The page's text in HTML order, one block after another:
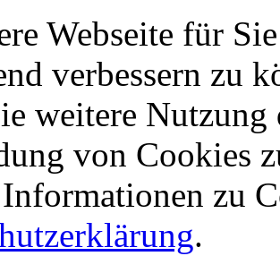
Webseite für
verbessern zu
weitere Nutzung
von Cookies
zu
.